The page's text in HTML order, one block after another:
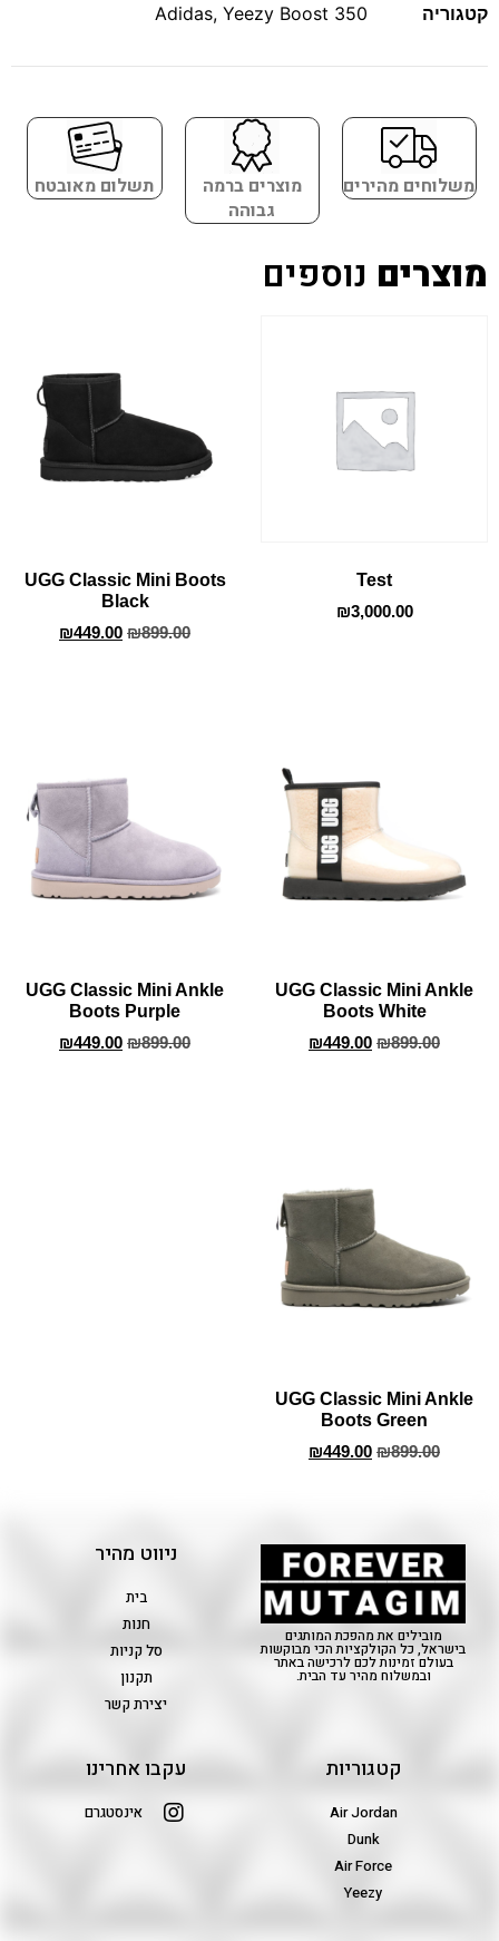
קטגוריה
Adidas, Yeezy Boost 350
משלוחים מהירים
מוצרים ברמה
גבוהה
תשלום מאובטח
מוצרים נוספים
Test
₪3,000.00
UGG Classic Mini Boots
Black
₪899.00
₪449.00
UGG Classic Mini Ankle
Boots White
₪899.00
₪449.00
UGG Classic Mini Ankle
Boots Purple
₪899.00
₪449.00
UGG Classic Mini Ankle
Boots Green
₪899.00
₪449.00
מובילים את מהפכת המותגים
בישראל, כל הקולקציות הכי מבוקשות
בעולם זמינות לכם לרכישה באתר
ובמשלוח מהיר עד הבית.
ניווט מהיר
בית
חנות
סל קניות
תקנון
יצירת קשר
קטגוריות
Air Jordan
Dunk
Air Force
Yeezy
עקבו אחרינו
אינסטגרם